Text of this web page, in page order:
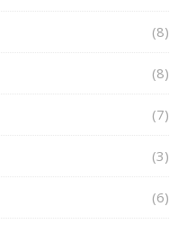
(8)
(8)
(7)
(3)
(6)